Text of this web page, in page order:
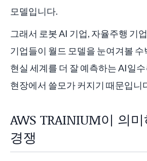
모델입니다.
그래서 로봇 AI 기업, 자율주행 기
기업들이 월드 모델을 눈여겨볼
현실 세계를 더 잘 예측하는 AI일
현장에서 쓸모가 커지기 때문입니
AWS TRAINIUM이 의
경쟁